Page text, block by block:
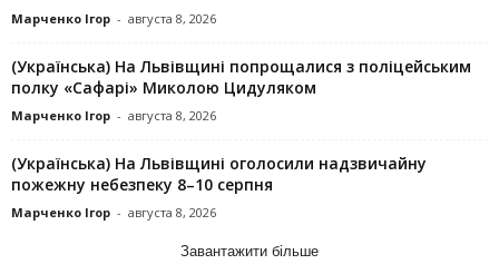
Марченко Ігор - августа 8, 2026
(Українська) На Львівщині попрощалися з поліцейським
полку «Сафарі» Миколою Цидуляком
Марченко Ігор - августа 8, 2026
(Українська) На Львівщині оголосили надзвичайну
пожежну небезпеку 8–10 серпня
Марченко Ігор - августа 8, 2026
Завантажити більше